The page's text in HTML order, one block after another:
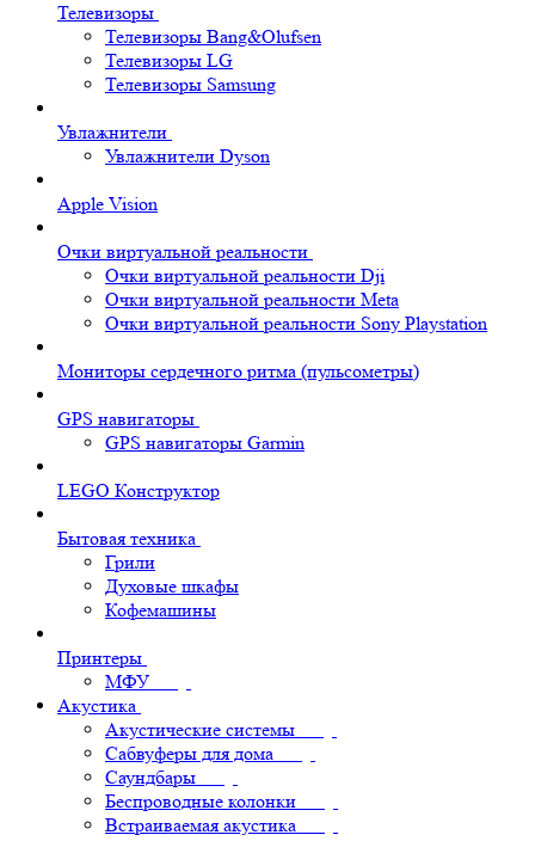
Телевизоры
Телевизоры Bang&Olufsen
Телевизоры LG
Телевизоры Samsung
Увлажнители
Увлажнители Dyson
Apple Vision
Очки виртуальной реальности
Очки виртуальной реальности Dji
Очки виртуальной реальности Meta
Очки виртуальной реальности Sony Playstation
Мониторы сердечного ритма (пульсометры)
GPS навигаторы
GPS навигаторы Garmin
LEGO Конструктор
Бытовая техника
Грили
Духовые шкафы
Кофемашины
Принтеры
МФУ
Акустика
Акустические системы
Сабвуферы для дома
Саундбары
Беспроводные колонки
Встраиваемая акустика